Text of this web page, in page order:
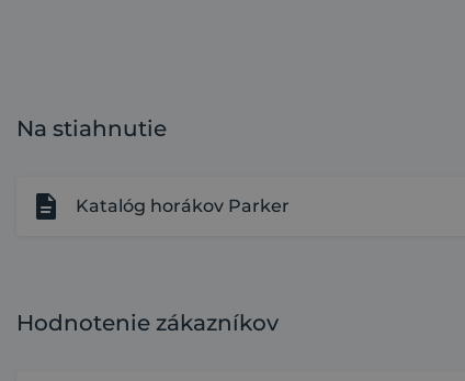
Na stiahnutie
Katalóg horákov Parker
Hodnotenie zákazníkov